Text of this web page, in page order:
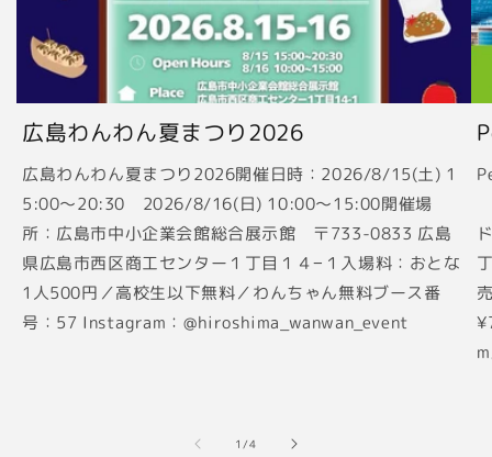
広島わんわん夏まつり2026
広島わんわん夏まつり2026開催日時：2026/8/15(土) 1
5:00〜20:30 2026/8/16(日) 10:00〜15:00開催場
所：広島市中小企業会館総合展示館 〒733-0833 広島
県広島市西区商工センター１丁目１４−１入場料：おとな
1人500円／高校生以下無料／わんちゃん無料ブース番
号：57 Instagram：@hiroshima_wanwan_event
1 /の
4